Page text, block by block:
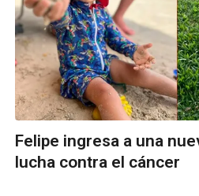
Felipe ingresa a una
lucha contra el cáncer